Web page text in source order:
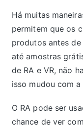
Há muitas
permitem que os
produtos antes
até amostras
de RA e VR, não
isso mudou com
O RA pode ser
chance de ver